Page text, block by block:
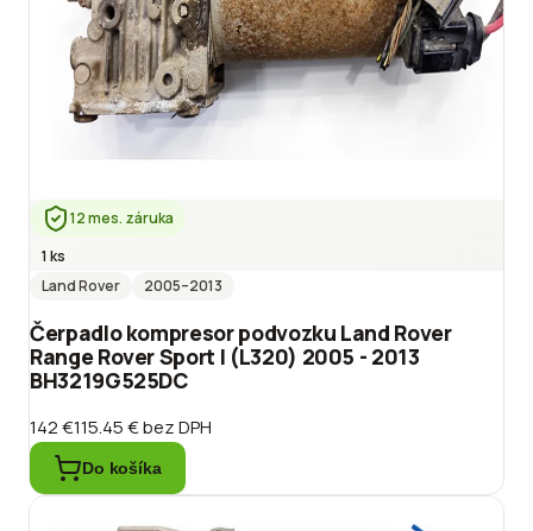
12 mes. záruka
1 ks
Land Rover
2005–2013
Čerpadlo kompresor podvozku Land Rover
Range Rover Sport I (L320) 2005 - 2013
BH3219G525DC
142 €115.45 €bez DPH
Do košíka